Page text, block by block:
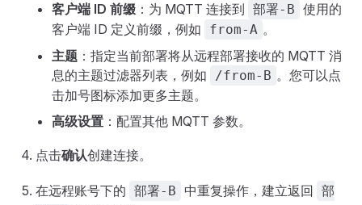
客户端 ID 前缀 ：为 MQTT 连接到 部署-B 使用的
客户端 ID 定义前缀，例如
from-A 。
主题 ：指定当前部署将从远程部署接收的 MQTT 消
息的主题过滤器列表，例如
/from-B 。您可以点
击加号图标添加更多主题。
高级设置 ：配置其他 MQTT 参数。
点击确认创建连接。
在远程账号下的 部署-B 中重复操作，建立返回
部